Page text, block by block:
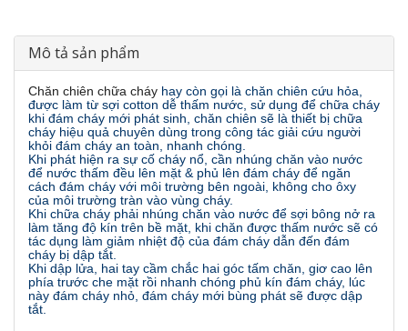
Mô tả sản phẩm
Chăn chiên chữa cháy hay còn gọi là chăn chiên cứu hỏa,
được làm từ sợi cotton dễ thấm nước, sử dụng để chữa cháy
khi đám cháy mới phát sinh, chăn chiên sẽ là thiết bị chữa
cháy hiệu quả chuyên dùng trong công tác giải cứu người
khỏi đám cháy an toàn, nhanh chóng.
Khi phát hiện ra sự cố cháy nổ, cần nhúng chăn vào nước
để nước thấm đều lên mặt & phủ lên đám cháy để ngăn
cách đám cháy với môi trường bên ngoài, không cho ôxy
của môi trường tràn vào vùng cháy.
Khi chữa cháy phải nhúng chăn vào nước để sợi bông nở ra
làm tăng độ kín trên bề mặt, khi chăn được thấm nước sẽ có
tác dụng làm giảm nhiệt độ của đám cháy dẫn đến đám
cháy bị dập tắt.
Khi dập lửa, hai tay cầm chắc hai góc tấm chăn, giơ cao lên
phía trước che mặt rồi nhanh chóng phủ kín đám cháy, lúc
này đám cháy nhỏ, đám cháy mới bùng phát sẽ được dập
tắt.